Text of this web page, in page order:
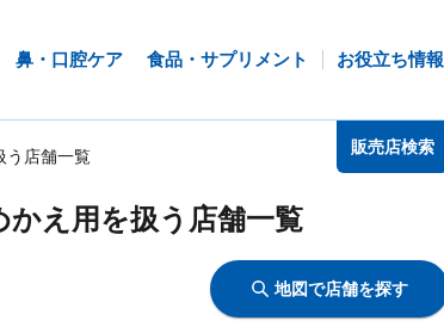
鼻・口腔ケア 食品・サプリメント お役立ち情報
店舗一覧 販売店検索
え用を扱う店舗一覧
地図で店舗を探す